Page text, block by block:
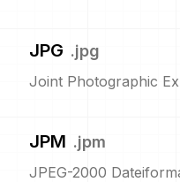
JPG .jpg
Joint Photographic
JPM .jpm
JPEG-2000